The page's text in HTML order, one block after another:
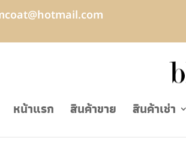
หน้าแรก สินค้าขาย สินค้าเช่า